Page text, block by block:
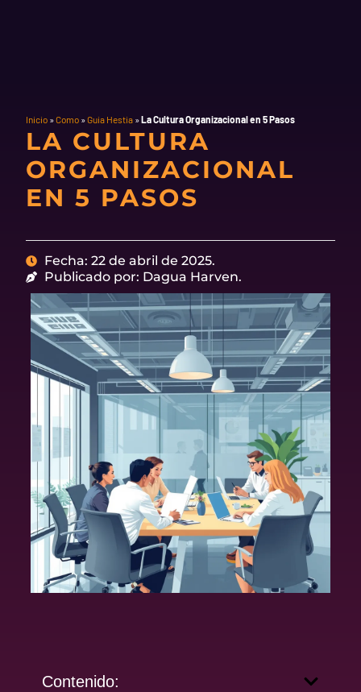
Inicio »Como »Guia Hestia »La Cultura Organizacional en 5 Pasos
LA CULTURA
ORGANIZACIONAL
EN 5 PASOS
Fecha: 22 de abril de 2025.
Publicado por: Dagua Harven.
Contenido: